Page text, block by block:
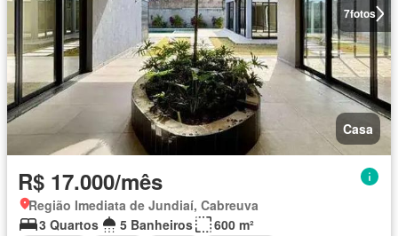
7fotos
Casa
R$ 17.000/mês
Região Imediata de Jundiaí, Cabreuva
3 Quartos
5 Banheiros
600 m²